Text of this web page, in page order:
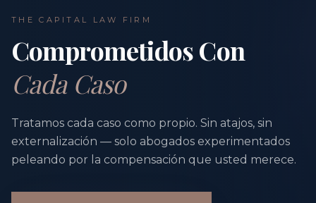
THE CAPITAL LAW FIRM
Comprometidos Con
Cada Caso
Tratamos cada caso como propio. Sin atajos, sin
externalización — solo abogados experimentados
peleando por la compensación que usted merece.